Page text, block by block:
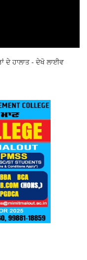
ਦੇ ਹਾਲਾਤ - ਦੇਖੋ ਲਾਈਵ